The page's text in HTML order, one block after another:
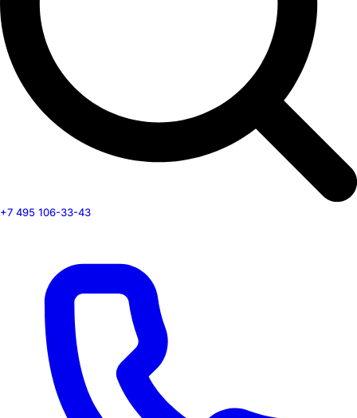
+7 495 106-33-43